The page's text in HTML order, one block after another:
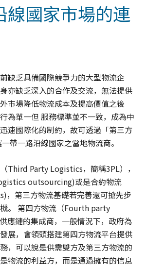
線國家市場的連
缺乏具備國際競爭力的大型物流企
亦缺乏深入的合作及交流，無法提供
市場降低物流成本及提高價值之後
為單一但 服務標準並不一致，成為中
速國際化的制約，故可透過「第三方
帶一路沿線國家之當地物流商。
Third Party Logistics，簡稱3PL），
outsourcing)或是合約物流
第三方物流基礎若完善還可搶先步
。 第四方物流（Fourth party
應鏈的集成商，一般情況下，政府為
展，會領頭搭建第四方物流平台提供
，可以說是供需雙方及第三方物流的
物流的利益方，而是通過擁有的信息